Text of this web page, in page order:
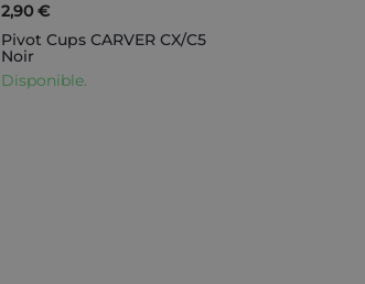
2,90 €
Pivot Cups CARVER CX/C5
Noir
Disponible.